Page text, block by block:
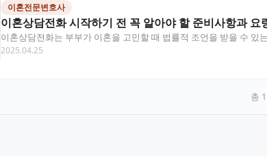
이혼전문변호사
이혼상담전화 시작하기 전 꼭 알아야 할 준비사항과 요
이혼상담전화는 부부가 이혼을 고민할 때 법률적 조언을 받을 수 있
담 요령을 자세히 알…
2025.04.25
총 1